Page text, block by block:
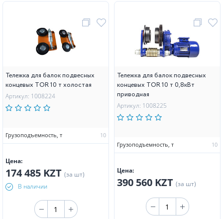
Тележка для балок подвесных
концевых TOR 10 т холостая
Артикул: 1008224
Грузоподъемность, т 10
Цена:
174 485 KZT (за шт)
В наличии
Тележка для балок подвесных
концевых TOR 10 т 0,8кВт
приводная
Артикул: 1008225
Грузоподъемность, т 10
Цена:
390 560 KZT (за шт)